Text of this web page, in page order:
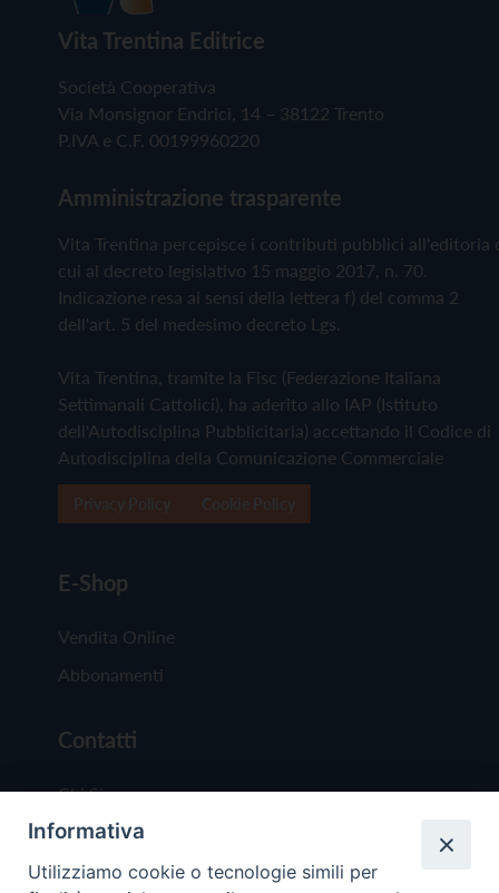
Vita Trentina Editrice
Società Cooperativa
Via Monsignor Endrici, 14 – 38122 Trento
P.IVA e C.F. 00199960220
Amministrazione trasparente
Vita Trentina percepisce i contributi pubblici all'editoria
cui al decreto legislativo 15 maggio 2017, n. 70.
Indicazione resa ai sensi della lettera f) del comma 2
dell'art. 5 del medesimo decreto Lgs.
Vita Trentina, tramite la Fisc (Federazione Italiana
Settimanali Cattolici), ha aderito allo IAP (Istituto
dell'Autodisciplina Pubblicitaria) accettando il Codice di
Autodisciplina della Comunicazione Commerciale
E-Shop
Vendita Online
Abbonamenti
Contatti
Chi Siamo
Redazione
Scrivici
Informativa
Utilizziamo cookie o tecnologie simili per